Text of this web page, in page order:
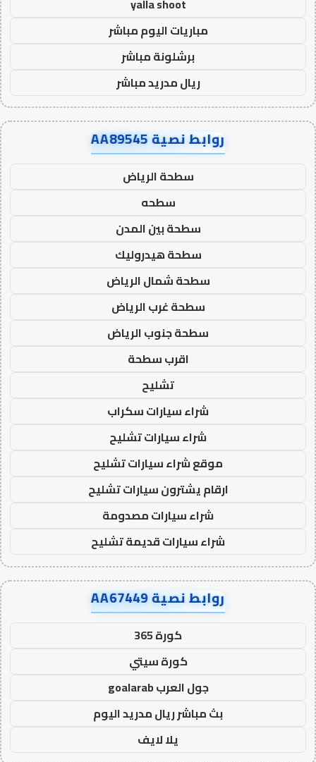
مباريات اليوم مباشر
برشلونة مباشر
ريال مدريد مباشر
روابط نصية AA89545
سطحة الرياض
سطحه
سطحة بين المدن
سطحة هيدروليك
سطحة شمال الرياض
سطحة غرب الرياض
سطحة جنوب الرياض
اقرب سطحة
تشليح
شراء سيارات سكراب
شراء سيارات تشليح
موقع شراء سيارات تشليح
ارقام يشترون سيارات تشليح
شراء سيارات مصدومة
شراء سيارات قديمة تشليح
روابط نصية AA67449
كورة 365
كورة سيتي
جول العرب goalarab
بث مباشر ريال مدريد اليوم
يلا لايف